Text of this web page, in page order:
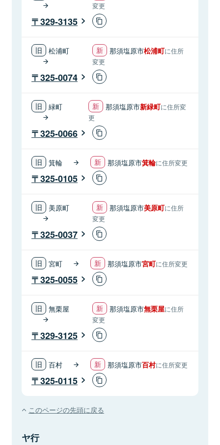
変更
329-3135
松浦町 那須塩原市松浦町に住所
変更
325-0074
緑町 那須塩原市新緑町に住所変
更
325-0066
箕輪 那須塩原市箕輪に住所変更
325-0105
美原町 那須塩原市美原町に住所
変更
325-0037
宮町 那須塩原市宮町に住所変更
325-0055
無栗屋 那須塩原市無栗屋に住所
変更
329-3125
百村 那須塩原市百村に住所変更
325-0115
このページの先頭に戻る
ヤ行